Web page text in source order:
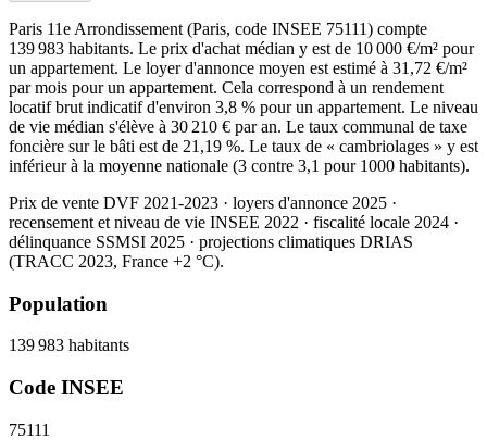
Paris 11e Arrondissement (Paris, code INSEE 75111) compte
139 983 habitants. Le prix d'achat médian y est de 10 000 €/m² pour
un appartement. Le loyer d'annonce moyen est estimé à 31,72 €/m²
par mois pour un appartement. Cela correspond à un rendement
locatif brut indicatif d'environ 3,8 % pour un appartement. Le niveau
de vie médian s'élève à 30 210 € par an. Le taux communal de taxe
foncière sur le bâti est de 21,19 %. Le taux de « cambriolages » y est
inférieur à la moyenne nationale (3 contre 3,1 pour 1000 habitants).
Prix de vente DVF 2021-2023 · loyers d'annonce 2025 ·
recensement et niveau de vie INSEE 2022 · fiscalité locale 2024 ·
délinquance SSMSI 2025 · projections climatiques DRIAS
(TRACC 2023, France +2 °C).
Population
139 983 habitants
Code INSEE
75111